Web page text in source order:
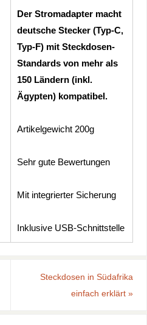
Der Stromadapter macht
deutsche Stecker (Typ-C,
Typ-F) mit Steckdosen-
Standards von mehr als
150 Ländern (inkl.
Ägypten) kompatibel.
Artikelgewicht 200g
Sehr gute Bewertungen
Mit integrierter Sicherung
Inklusive USB-Schnittstelle
Steckdosen in Südafrika
einfach erklärt»